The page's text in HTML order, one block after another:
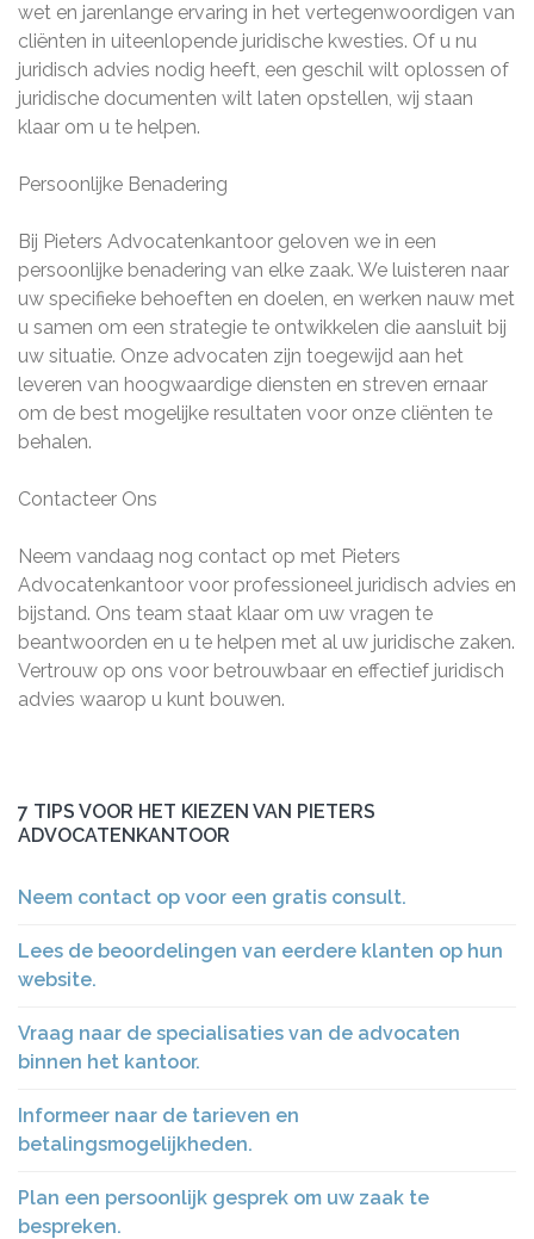
wet en jarenlange ervaring in het vertegenwoordigen van
cliënten in uiteenlopende juridische kwesties. Of u nu
juridisch advies nodig heeft, een geschil wilt oplossen of
juridische documenten wilt laten opstellen, wij staan
klaar om u te helpen.
Persoonlijke Benadering
Bij Pieters Advocatenkantoor geloven we in een
persoonlijke benadering van elke zaak. We luisteren naar
uw specifieke behoeften en doelen, en werken nauw met
u samen om een strategie te ontwikkelen die aansluit bij
uw situatie. Onze advocaten zijn toegewijd aan het
leveren van hoogwaardige diensten en streven ernaar
om de best mogelijke resultaten voor onze cliënten te
behalen.
Contacteer Ons
Neem vandaag nog contact op met Pieters
Advocatenkantoor voor professioneel juridisch advies en
bijstand. Ons team staat klaar om uw vragen te
beantwoorden en u te helpen met al uw juridische zaken.
Vertrouw op ons voor betrouwbaar en effectief juridisch
advies waarop u kunt bouwen.
7 TIPS VOOR HET KIEZEN VAN PIETERS
ADVOCATENKANTOOR
Neem contact op voor een gratis consult.
Lees de beoordelingen van eerdere klanten op hun
website.
Vraag naar de specialisaties van de advocaten
binnen het kantoor.
Informeer naar de tarieven en
betalingsmogelijkheden.
Plan een persoonlijk gesprek om uw zaak te
bespreken.